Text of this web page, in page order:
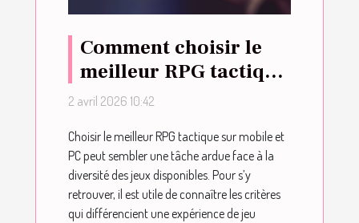
Comment choisir le
meilleur RPG tactique
sur mobile et PC ?
2 avril 2026 10:42
Choisir le meilleur RPG tactique sur mobile et
PC peut sembler une tâche ardue face à la
diversité des jeux disponibles. Pour s’y
retrouver, il est utile de connaître les critères
qui différencient une expérience de jeu